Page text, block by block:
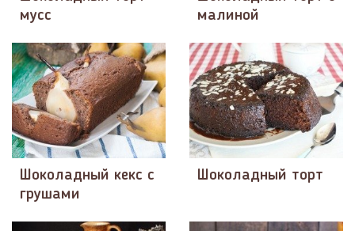
мусс
малиной
Шоколадный кекс с
грушами
Шоколадный торт